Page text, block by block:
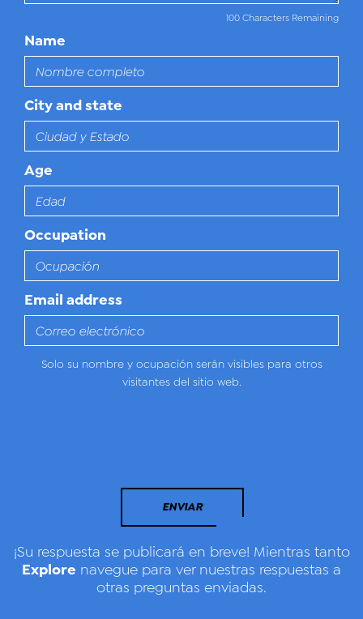
100 Characters Remaining
Name
City and state
Age
Occupation
Email address
Solo su nombre y ocupación serán visibles para otros
visitantes del sitio web.
ENVIAR
¡Su respuesta se publicará en breve! Mientras tanto
Explore navegue para ver nuestras respuestas a
otras preguntas enviadas.